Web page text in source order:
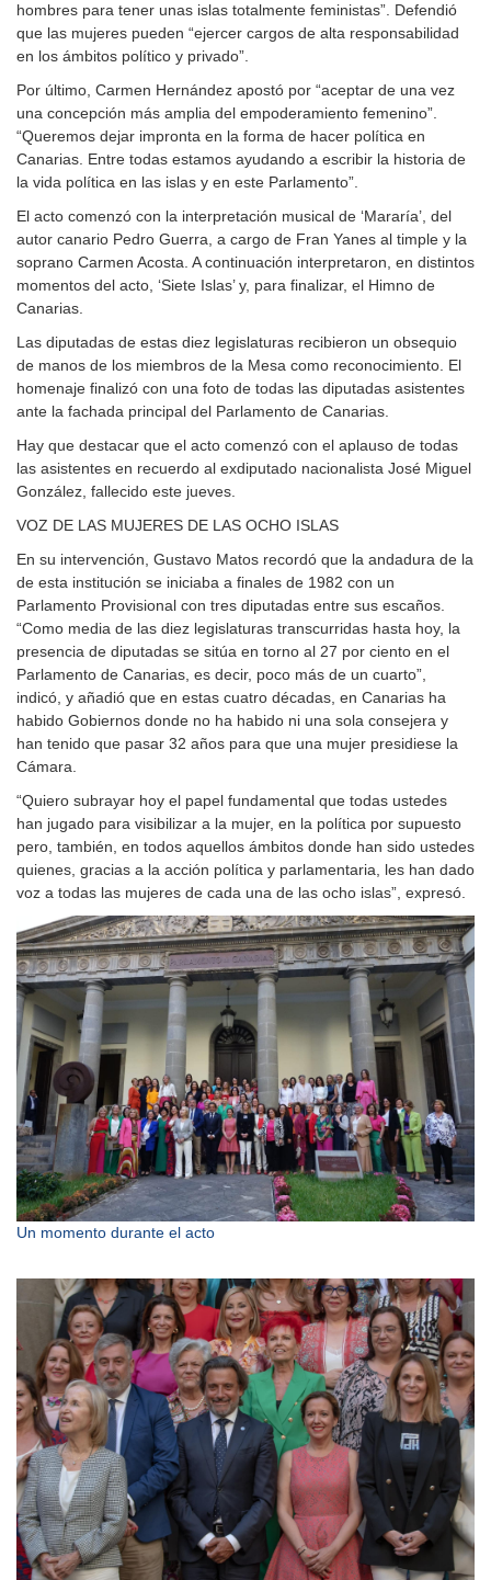
hombres para tener unas islas totalmente feministas”. Defendió
que las mujeres pueden “ejercer cargos de alta responsabilidad
en los ámbitos político y privado”.
Por último, Carmen Hernández apostó por “aceptar de una vez
una concepción más amplia del empoderamiento femenino”.
“Queremos dejar impronta en la forma de hacer política en
Canarias. Entre todas estamos ayudando a escribir la historia de
la vida política en las islas y en este Parlamento”.
El acto comenzó con la interpretación musical de ‘Mararía’, del
autor canario Pedro Guerra, a cargo de Fran Yanes al timple y la
soprano Carmen Acosta. A continuación interpretaron, en distintos
momentos del acto, ‘Siete Islas’ y, para finalizar, el Himno de
Canarias.
Las diputadas de estas diez legislaturas recibieron un obsequio
de manos de los miembros de la Mesa como reconocimiento. El
homenaje finalizó con una foto de todas las diputadas asistentes
ante la fachada principal del Parlamento de Canarias.
Hay que destacar que el acto comenzó con el aplauso de todas
las asistentes en recuerdo al exdiputado nacionalista José Miguel
González, fallecido este jueves.
VOZ DE LAS MUJERES DE LAS OCHO ISLAS
En su intervención, Gustavo Matos recordó que la andadura de la
de esta institución se iniciaba a finales de 1982 con un
Parlamento Provisional con tres diputadas entre sus escaños.
“Como media de las diez legislaturas transcurridas hasta hoy, la
presencia de diputadas se sitúa en torno al 27 por ciento en el
Parlamento de Canarias, es decir, poco más de un cuarto”,
indicó, y añadió que en estas cuatro décadas, en Canarias ha
habido Gobiernos donde no ha habido ni una sola consejera y
han tenido que pasar 32 años para que una mujer presidiese la
Cámara.
“Quiero subrayar hoy el papel fundamental que todas ustedes
han jugado para visibilizar a la mujer, en la política por supuesto
pero, también, en todos aquellos ámbitos donde han sido ustedes
quienes, gracias a la acción política y parlamentaria, les han dado
voz a todas las mujeres de cada una de las ocho islas”, expresó.
Un momento durante el acto